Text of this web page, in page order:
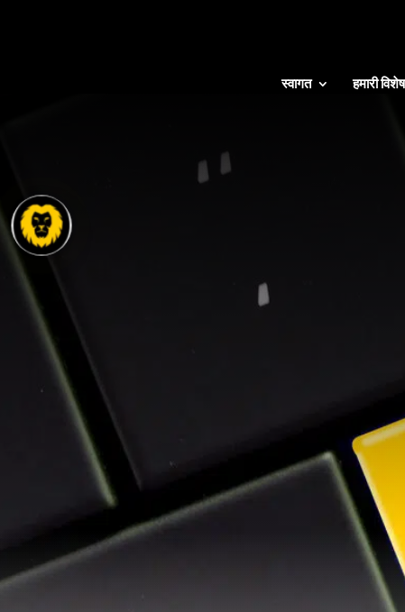
स्वागत हमारी